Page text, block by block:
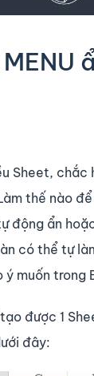
Sheet,
thế nào
động ẩn
có thể tự
muốn trong
được 1
đây: